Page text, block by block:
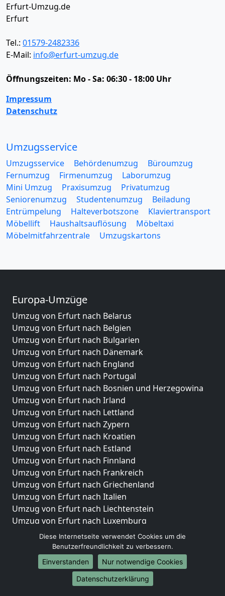
Erfurt-Umzug.de
Erfurt
Tel.: 01579-2482336
E-Mail: info@erfurt-umzug.de
Öffnungszeiten: Mo - Sa: 06:30 - 18:00 Uhr
Impressum
Datenschutz
Umzugsservice
Umzugsservice Behördenumzug
Büroumzug
Fernumzug
Firmenumzug
Laborumzug
Mini Umzug
Praxisumzug
Privatumzug
Seniorenumzug
Studentenumzug
Beiladung
Entrümpelung
Halteverbotszone
Klaviertransport
Möbellift
Haushaltsauflösung
Möbeltaxi
Möbelmitfahrzentrale
Umzugskartons
Europa-Umzüge
Umzug von Erfurt nach Belarus
Umzug von Erfurt nach Belgien
Umzug von Erfurt nach Bulgarien
Umzug von Erfurt nach Dänemark
Umzug von Erfurt nach England
Umzug von Erfurt nach Portugal
Umzug von Erfurt nach Bosnien und Herzegowina
Umzug von Erfurt nach Irland
Umzug von Erfurt nach Lettland
Umzug von Erfurt nach Zypern
Umzug von Erfurt nach Kroatien
Umzug von Erfurt nach Estland
Umzug von Erfurt nach Finnland
Umzug von Erfurt nach Frankreich
Umzug von Erfurt nach Griechenland
Umzug von Erfurt nach Italien
Umzug von Erfurt nach Liechtenstein
Umzug von Erfurt nach Luxemburg
Umzug von Erfurt nach Niederlande
Umzug von Erfurt nach Norwegen
Umzüge-Deutschlandweit
Umzug von Erfurt nach Berlin
Diese Internetseite verwendet Cookies um die
Benutzerfreundlichkeit zu verbessern.
Einverstanden
Nur notwendige Cookies
Datenschutzerklärung